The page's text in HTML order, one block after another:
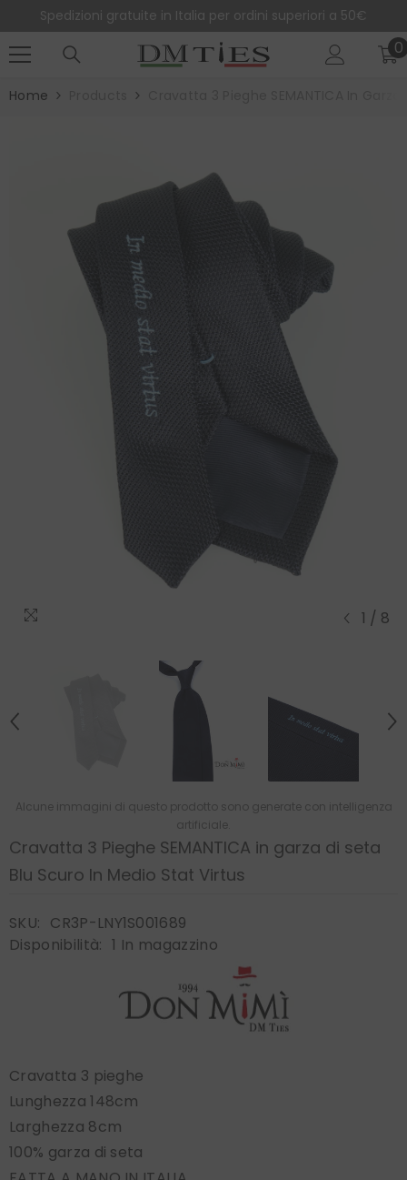
Spedizioni gratuite in Italia per ordini superiori a 50€
00
Home
1 / 8
Alcune immagini di questo prodotto sono generate con intelligenza
artificiale.
Cravatta 3 Pieghe SEMANTICA in garza di seta
Blu Scuro In Medio Stat Virtus
SKU: CR3P-LNY1S001689
Disponibilità: 1 In magazzino
Cravatta 3 pieghe
Lunghezza 148cm
Larghezza 8cm
100% garza di seta